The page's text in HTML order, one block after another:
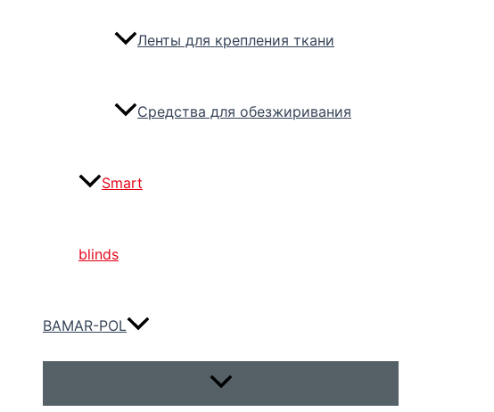
Ленты для крепления ткани
Средства для обезжиривания
Smart
blinds
BAMAR-POL
Переключатель